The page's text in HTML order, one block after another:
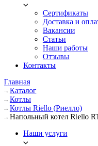
Сертификаты
Доставка и
Вакансии
Статьи
Наши работы
Отзывы
Контакты
Главная
Каталог
Котлы
Котлы Riello (Риелло)
Напольный котел Riello
Наши услуги